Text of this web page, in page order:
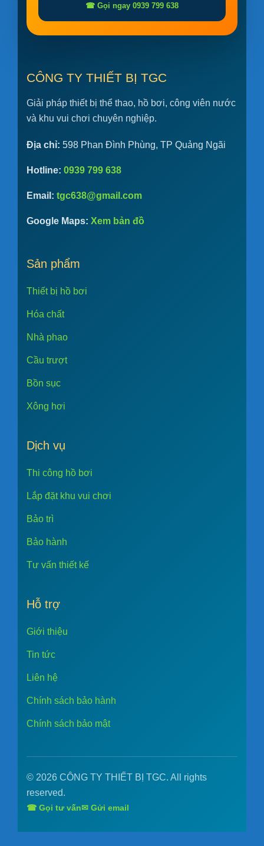
☎ Gọi ngay 0939 799 638
CÔNG TY THIẾT BỊ TGC
Giải pháp thiết bị thể thao, hồ bơi, công viên nước
và khu vui chơi chuyên nghiệp.
Địa chỉ: 598 Phan Đình Phùng, TP Quảng Ngãi
Hotline: 0939 799 638
Email: tgc638@gmail.com
Google Maps: Xem bản đồ
Sản phẩm
Thiết bị hồ bơi
Hóa chất
Nhà phao
Cầu trượt
Bồn sục
Xông hơi
Dịch vụ
Thi công hồ bơi
Lắp đặt khu vui chơi
Bảo trì
Bảo hành
Tư vấn thiết kế
Hỗ trợ
Giới thiệu
Tin tức
Liên hệ
Chính sách bảo hành
Chính sách bảo mật
© 2026 CÔNG TY THIẾT BỊ TGC. All rights
reserved.
☎ Gọi tư vấn✉ Gửi email